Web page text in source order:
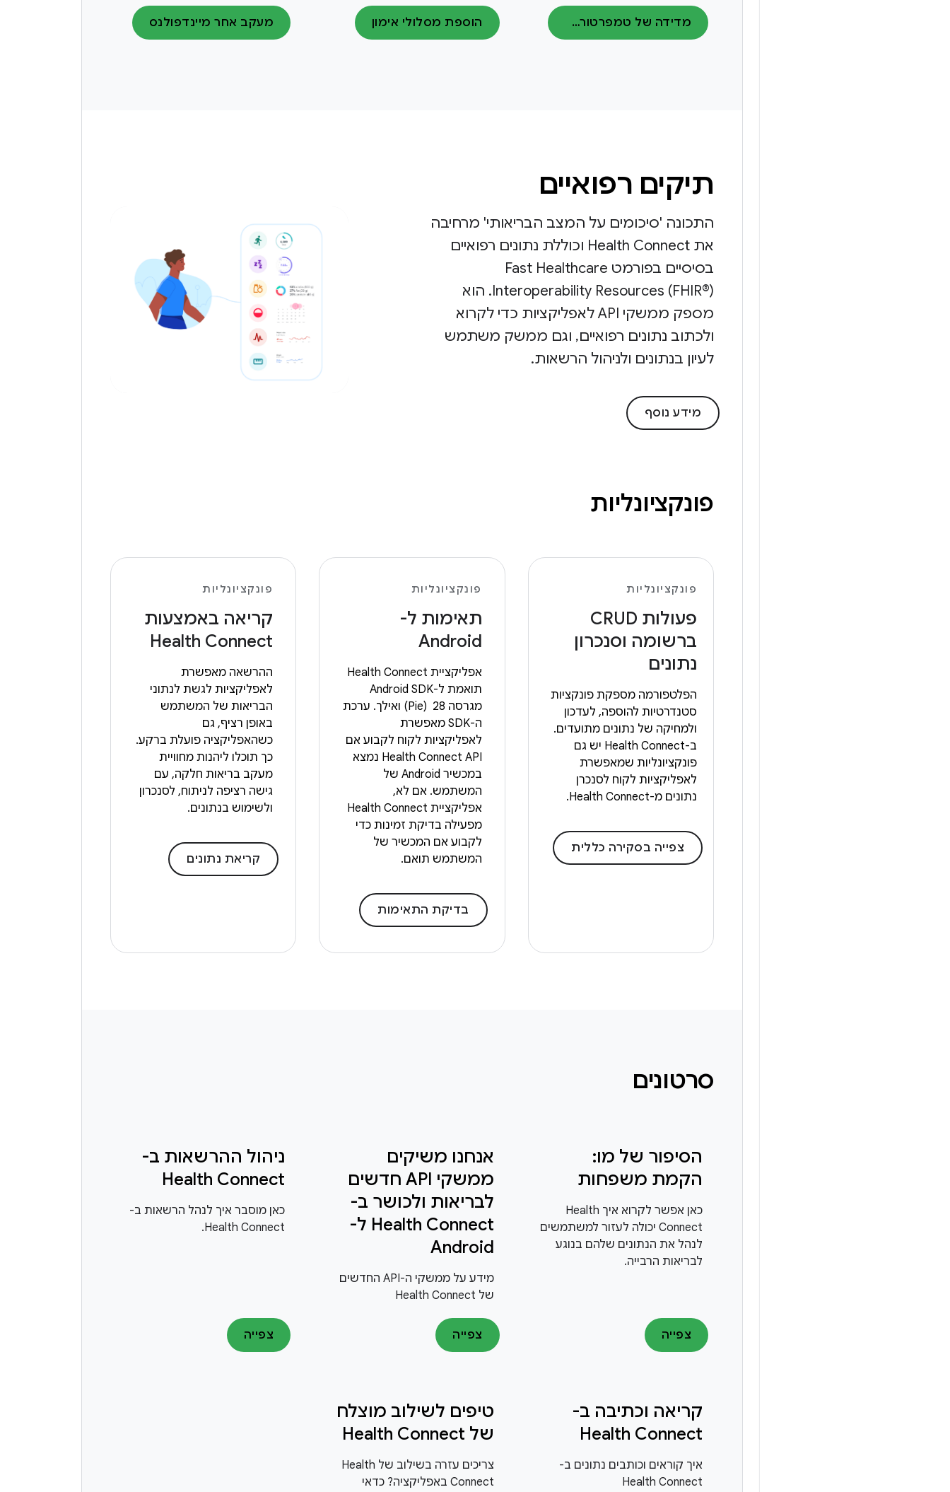
מדידה של טמפרטורת העור הוספת מסלולי אימון מעקב אחר מיינדפולנס
תיקים רפואיים
התכונה 'סיכומים על המצב הבריאותי' מרחיבה
את Health Connect וכוללת נתונים רפואיים
בסיסיים בפורמט Fast Healthcare
Interoperability Resources (FHIR®‎). הוא
מספק ממשקי API לאפליקציות כדי לקרוא
ולכתוב נתונים רפואיים, וגם ממשק משתמש
לעיון בנתונים ולניהול הרשאות.
מידע נוסף
פונקציונליות
פונקציונליות
פעולות CRUD
ברשומה וסנכרון
נתונים
הפלטפורמה מספקת פונקציות
סטנדרטיות להוספה, לעדכון
ולמחיקה של נתונים מתועדים.
ב-Health Connect יש גם
פונקציונליות שמאפשרת
לאפליקציות לקוח לסנכרן
נתונים מ-Health Connect.
צפייה בסקירה כללית
פונקציונליות
תאימות ל-
Android
אפליקציית Health Connect
תואמת ל-Android SDK
מגרסה 28 ‏ (Pie) ואילך. ערכת
ה-SDK מאפשרת
לאפליקציות לקוח לקבוע אם
Health Connect API נמצא
במכשיר Android של
המשתמש. אם לא,
אפליקציית Health Connect
מפעילה בדיקת זמינות כדי
לקבוע אם המכשיר של
המשתמש תואם.
בדיקת התאימות
פונקציונליות
קריאה באמצעות
Health Connect
ההרשאה מאפשרת
לאפליקציות לגשת לנתוני
הבריאות של המשתמש
באופן רציף, גם
כשהאפליקציה פועלת ברקע.
כך תוכלו ליהנות מחוויית
מעקב בריאות חלקה, עם
גישה רציפה לניתוח, לסנכרון
ולשימוש בנתונים.
קריאת נתונים
סרטונים
הסיפור של מו:
הקמת משפחות
כאן אפשר לקרוא איך Health
Connect יכולה לעזור למשתמשים
לנהל את הנתונים שלהם בנוגע
לבריאות הרבייה.
צפייה
אנחנו משיקים
ממשקי API חדשים
לבריאות ולכושר ב-
Health Connect ל-
Android
מידע על ממשקי ה-API החדשים
של Health Connect
צפייה
ניהול ההרשאות ב-
Health Connect
כאן מוסבר איך לנהל הרשאות ב-
Health Connect.
צפייה
קריאה וכתיבה ב-
Health Connect
איך קוראים וכותבים נתונים ב-
Health Connect
טיפים לשילוב מוצלח
של Health Connect
צריכים עזרה בשילוב של Health
Connect באפליקציה? כדאי